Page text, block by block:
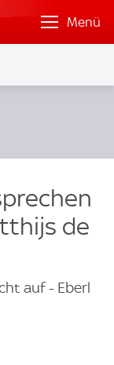
Menü
de
auf - Eberl